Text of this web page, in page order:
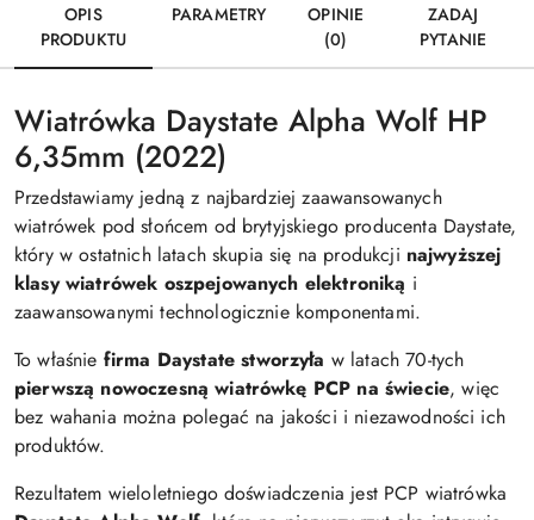
OPIS
PRODUKTU
PARAMETRY
OPINIE
(0)
ZADAJ
PYTANIE
Wiatrówka Daystate Alpha Wolf HP
6,35mm (2022)
Przedstawiamy jedną z najbardziej zaawansowanych
wiatrówek pod słońcem od brytyjskiego producenta Daystate,
który w ostatnich latach skupia się na produkcji najwyższej
klasy wiatrówek oszpejowanych elektroniką i
zaawansowanymi technologicznie komponentami.
To właśnie firma Daystate stworzyła w latach 70-tych
pierwszą nowoczesną wiatrówkę PCP na świecie, więc
bez wahania można polegać na jakości i niezawodności ich
produktów.
Rezultatem wieloletniego doświadczenia jest PCP wiatrówka